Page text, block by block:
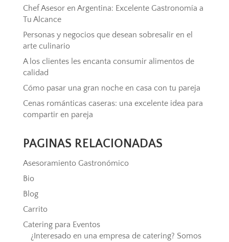
Chef Asesor en Argentina: Excelente Gastronomía a
Tu Alcance
Personas y negocios que desean sobresalir en el
arte culinario
A los clientes les encanta consumir alimentos de
calidad
Cómo pasar una gran noche en casa con tu pareja
Cenas románticas caseras: una excelente idea para
compartir en pareja
PAGINAS RELACIONADAS
Asesoramiento Gastronómico
Bio
Blog
Carrito
Catering para Eventos
¿Interesado en una empresa de catering? Somos